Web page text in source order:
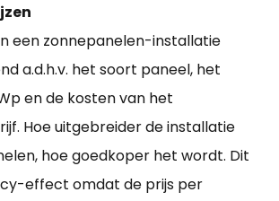
een zonnepanelen-installatie
a.d.h.v. het soort paneel, het
en de kosten van het
Hoe uitgebreider de installatie
hoe goedkoper het wordt. Dit
effect omdat de prijs per